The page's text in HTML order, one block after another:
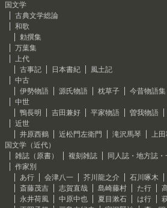
国文学
古典文学総論
和歌
勅撰集
万葉集
上代
古事記
日本書紀
風土記
中古
伊勢物語
源氏物語 枕草子
今昔物語集
中世
鴨長明
吉田兼好 平家物語 曽我物語
近世
井原西鶴
近松門左衛門 滝沢馬琴 上
国文学（近代）
雑誌（原書）
複刻雑誌 同人誌・地方誌
作家別
あ行
会津八一 芥川龍之介 石川啄木
斎藤茂吉
志賀直哉 島崎藤村 た行
永井荷風
中原中也 夏目漱石 は行